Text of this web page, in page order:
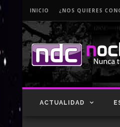
INICIO ¿NOS QUIERES
ACTUALIDAD